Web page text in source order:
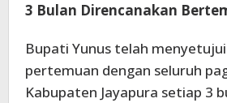
3 Bulan Direncanakan
Bupati Yunus telah
pertemuan dengan seluruh
Kabupaten Jayapura setiap 3